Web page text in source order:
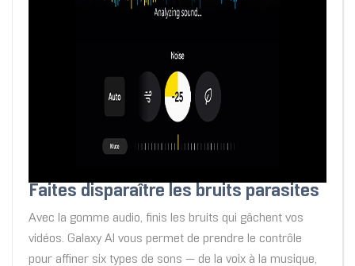
Faites disparaître les bruits parasites
Avec la gomme audio, finis les bruits qui gâchent vos
vidéos. Galaxy AI vous permet de prendre le contrôle
pour affiner six types de sons — de la voix à la musique,